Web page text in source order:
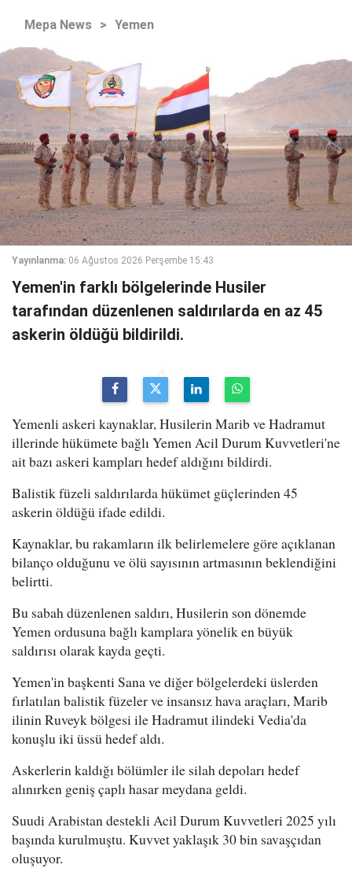
Mepa News > Yemen
Yayınlanma: 06 Ağustos 2026 Perşembe 15:43
Yemen'in farklı bölgelerinde Husiler
tarafından düzenlenen saldırılarda en az 45
askerin öldüğü bildirildi.
Yemenli askeri kaynaklar, Husilerin Marib ve Hadramut
illerinde hükümete bağlı Yemen Acil Durum Kuvvetleri'ne
ait bazı askeri kampları hedef aldığını bildirdi.
Balistik füzeli saldırılarda hükümet güçlerinden 45
askerin öldüğü ifade edildi.
Kaynaklar, bu rakamların ilk belirlemelere göre açıklanan
bilanço olduğunu ve ölü sayısının artmasının beklendiğini
belirtti.
Bu sabah düzenlenen saldırı, Husilerin son dönemde
Yemen ordusuna bağlı kamplara yönelik en büyük
saldırısı olarak kayda geçti.
Yemen'in başkenti Sana ve diğer bölgelerdeki üslerden
fırlatılan balistik füzeler ve insansız hava araçları, Marib
ilinin Ruveyk bölgesi ile Hadramut ilindeki Vedia'da
konuşlu iki üssü hedef aldı.
Askerlerin kaldığı bölümler ile silah depoları hedef
alınırken geniş çaplı hasar meydana geldi.
Suudi Arabistan destekli Acil Durum Kuvvetleri 2025 yılı
başında kurulmuştu. Kuvvet yaklaşık 30 bin savaşçıdan
oluşuyor.